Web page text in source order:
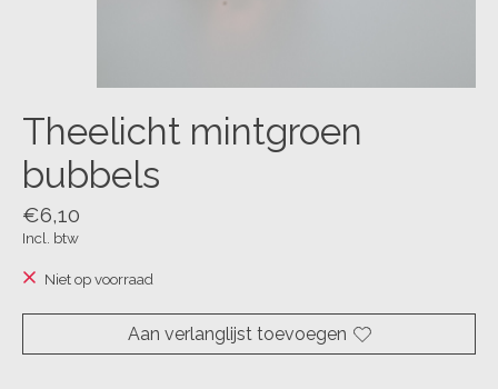
Theelicht mintgroen
bubbels
€6,10
Incl. btw
Niet op voorraad
Aan verlanglijst toevoegen